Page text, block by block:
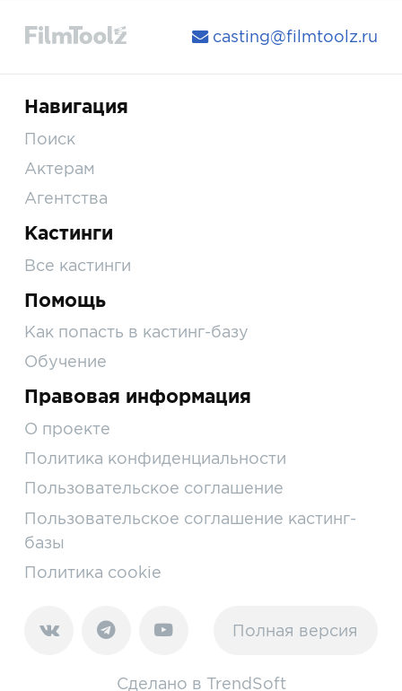
casting@filmtoolz.ru
Навигация
Поиск
Актерам
Агентства
Кастинги
Все кастинги
Помощь
Как попасть в кастинг-базу
Обучение
Правовая информация
О проекте
Политика конфиденциальности
Пользовательское соглашение
Пользовательское соглашение кастинг-
базы
Политика cookie
Полная версия
Сделано в TrendSoft